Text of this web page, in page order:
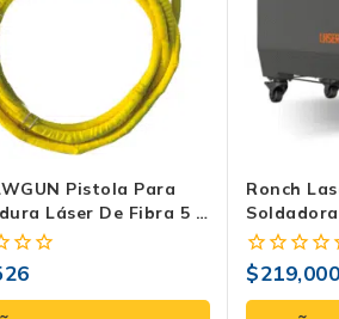
Pistola Para
Láser De Fibra 5 M
LASER2000 Y
Ronch
0
fuera
$219,000